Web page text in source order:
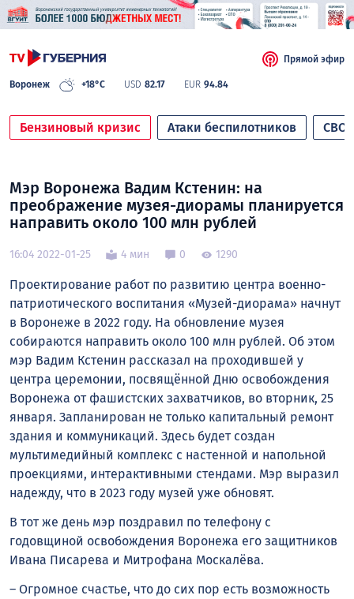
Воронеж +18°C USD 82.17 EUR 94.84
Прямой эфир
Бензиновый кризис Атаки беспилотников СВО
Мэр Воронежа Вадим Кстенин: на
преображение музея-диорамы планируется
направить около 100 млн рублей
16:04 2022-01-25 4 мин 0 1290
Проектирование работ по развитию центра военно-
патриотического воспитания «Музей-диорама» начнут
в Воронеже в 2022 году. На обновление музея
собираются направить около 100 млн рублей. Об этом
мэр Вадим Кстенин рассказал на проходившей у
центра церемонии, посвящённой Дню освобождения
Воронежа от фашистских захватчиков, во вторник, 25
января. Запланирован не только капитальный ремонт
здания и коммуникаций. Здесь будет создан
мультимедийный комплекс с настенной и напольной
проекциями, интерактивными стендами. Мэр выразил
надежду, что в 2023 году музей уже обновят.
В тот же день мэр поздравил по телефону с
годовщиной освобождения Воронежа его защитников
Ивана Писарева и Митрофана Москалёва.
– Огромное счастье, что до сих пор есть возможность